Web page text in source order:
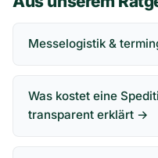
Messelogistik &
Was kostet eine
transparent erklärt →